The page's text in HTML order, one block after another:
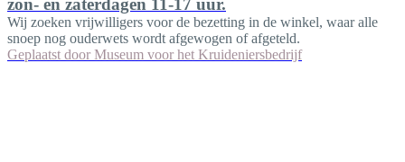
zon- en zaterdagen 11-17 uur.
Wij zoeken vrijwilligers voor de bezetting in de winkel, waar alle
snoep nog ouderwets wordt afgewogen of afgeteld.
Geplaatst door Museum voor het Kruideniersbedrijf